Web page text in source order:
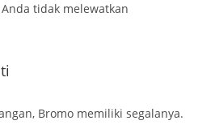
tidak melewatkan
Bromo memiliki segalanya.